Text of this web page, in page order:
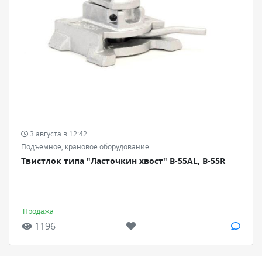
3 августа в 12:42
Подъемное, крановое оборудование
Твистлок типа "Ласточкин хвост" B-55АL, В-55R
Продажа
1196